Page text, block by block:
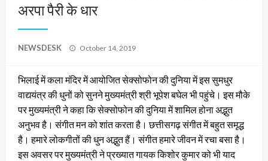
अरपा पैरी के धार
NEWSDESK
Posted
October 14, 2019
भिलाई में कला मंदिर में आयोजित सेक्सोफोन की दुनिया में इस सुमधुर
वाद्ययंत्र की धुनों को सुनने मुख्यमंत्री श्री भूपेश बघेल भी पहुंचे। इस मौके
पर मुख्यमंत्री ने कहा कि सेक्सोफोन की दुनिया में शामिल होना अद्भुत
अनुभव है। संगीत मन को शांत करता है। छत्तीसगढ़ संगीत में बहुत समृद्ध
है। हमारे लोकगीतों की धुन अद्भुत हैं। संगीत हमारे जीवन में रचा बसा है।
इस अवसर पर मुख्यमंत्री ने प्रख्यात गायक किशोर कुमार को भी याद